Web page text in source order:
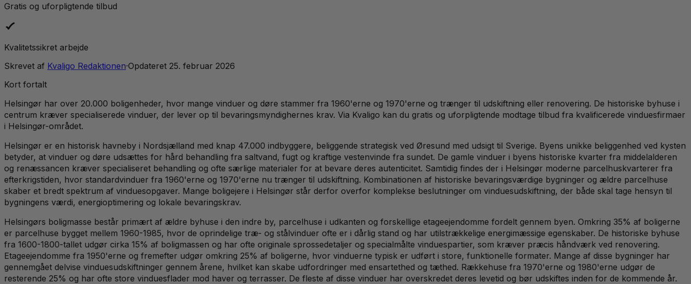
Gratis og uforpligtende tilbud
Kvalitetssikret arbejde
Skrevet af Kvaligo Redaktionen·Opdateret 25. februar 2026
Kort fortalt
Helsingør har over 20.000 boligenheder, hvor mange vinduer og døre stammer fra 1960'erne og 1970'erne og trænger til udskiftning eller renovering. De historiske byhuse i
centrum kræver specialiserede vinduer, der lever op til bevaringsmyndighernes krav. Via Kvaligo kan du gratis og uforpligtende modtage tilbud fra kvalificerede vinduesfirmaer
i Helsingør-området.
Helsingør er en historisk havneby i Nordsjælland med knap 47.000 indbyggere, beliggende strategisk ved Øresund med udsigt til Sverige. Byens unikke beliggenhed ved kysten
betyder, at vinduer og døre udsættes for hård behandling fra saltvand, fugt og kraftige vestenvinde fra sundet. De gamle vinduer i byens historiske kvarter fra middelalderen
og renæssancen kræver specialiseret behandling og ofte særlige materialer for at bevare deres autenticitet. Samtidig findes der i Helsingør moderne parcelhuskvarterer fra
efterkrigstiden, hvor standardvinduer fra 1960'erne og 1970'erne nu trænger til udskiftning. Kombinationen af historiske bevaringsværdige bygninger og ældre parcelhuse
skaber et bredt spektrum af vinduesopgaver. Mange boligejere i Helsingør står derfor overfor komplekse beslutninger om vinduesudskiftning, der både skal tage hensyn til
bygningens værdi, energioptimering og lokale bevaringskrav.
Helsingørs boligmasse består primært af ældre byhuse i den indre by, parcelhuse i udkanten og forskellige etageejendomme fordelt gennem byen. Omkring 35% af boligerne
er parcelhuse bygget mellem 1960-1985, hvor de oprindelige træ- og stålvinduer ofte er i dårlig stand og har utilstrækkelige energimæssige egenskaber. De historiske byhuse
fra 1600-1800-tallet udgør cirka 15% af boligmassen og har ofte originale sprossedetaljer og specialmålte vinduespartier, som kræver præcis håndværk ved renovering.
Etageejendomme fra 1950'erne og fremefter udgør omkring 25% af boligerne, hvor vinduerne typisk er udført i store, funktionelle formater. Mange af disse bygninger har
gennemgået delvise vinduesudskiftninger gennem årene, hvilket kan skabe udfordringer med ensartethed og tæthed. Rækkehuse fra 1970'erne og 1980'erne udgør de
resterende 25% og har ofte store vinduesflader mod haver og terrasser. De fleste af disse vinduer har overskredet deres levetid og bør udskiftes inden for de kommende år.